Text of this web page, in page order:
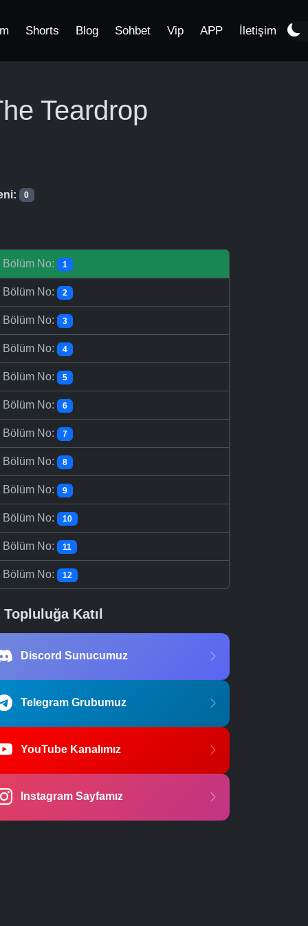
Shorts Blog Sohbet Vip APP İletişim
Teardrop
0
Bölüm No: 1
Bölüm No: 2
Bölüm No: 3
Bölüm No: 4
Bölüm No: 5
Bölüm No: 6
Bölüm No: 7
Bölüm No: 8
Bölüm No: 9
Bölüm No: 10
Bölüm No: 11
Bölüm No: 12
Topluluğa Katıl
Discord Sunucumuz
Telegram Grubumuz
YouTube Kanalımız
Instagram Sayfamız